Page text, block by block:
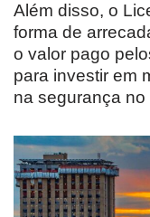
Além disso, o
forma de
o valor pago
para investir em
na segurança no